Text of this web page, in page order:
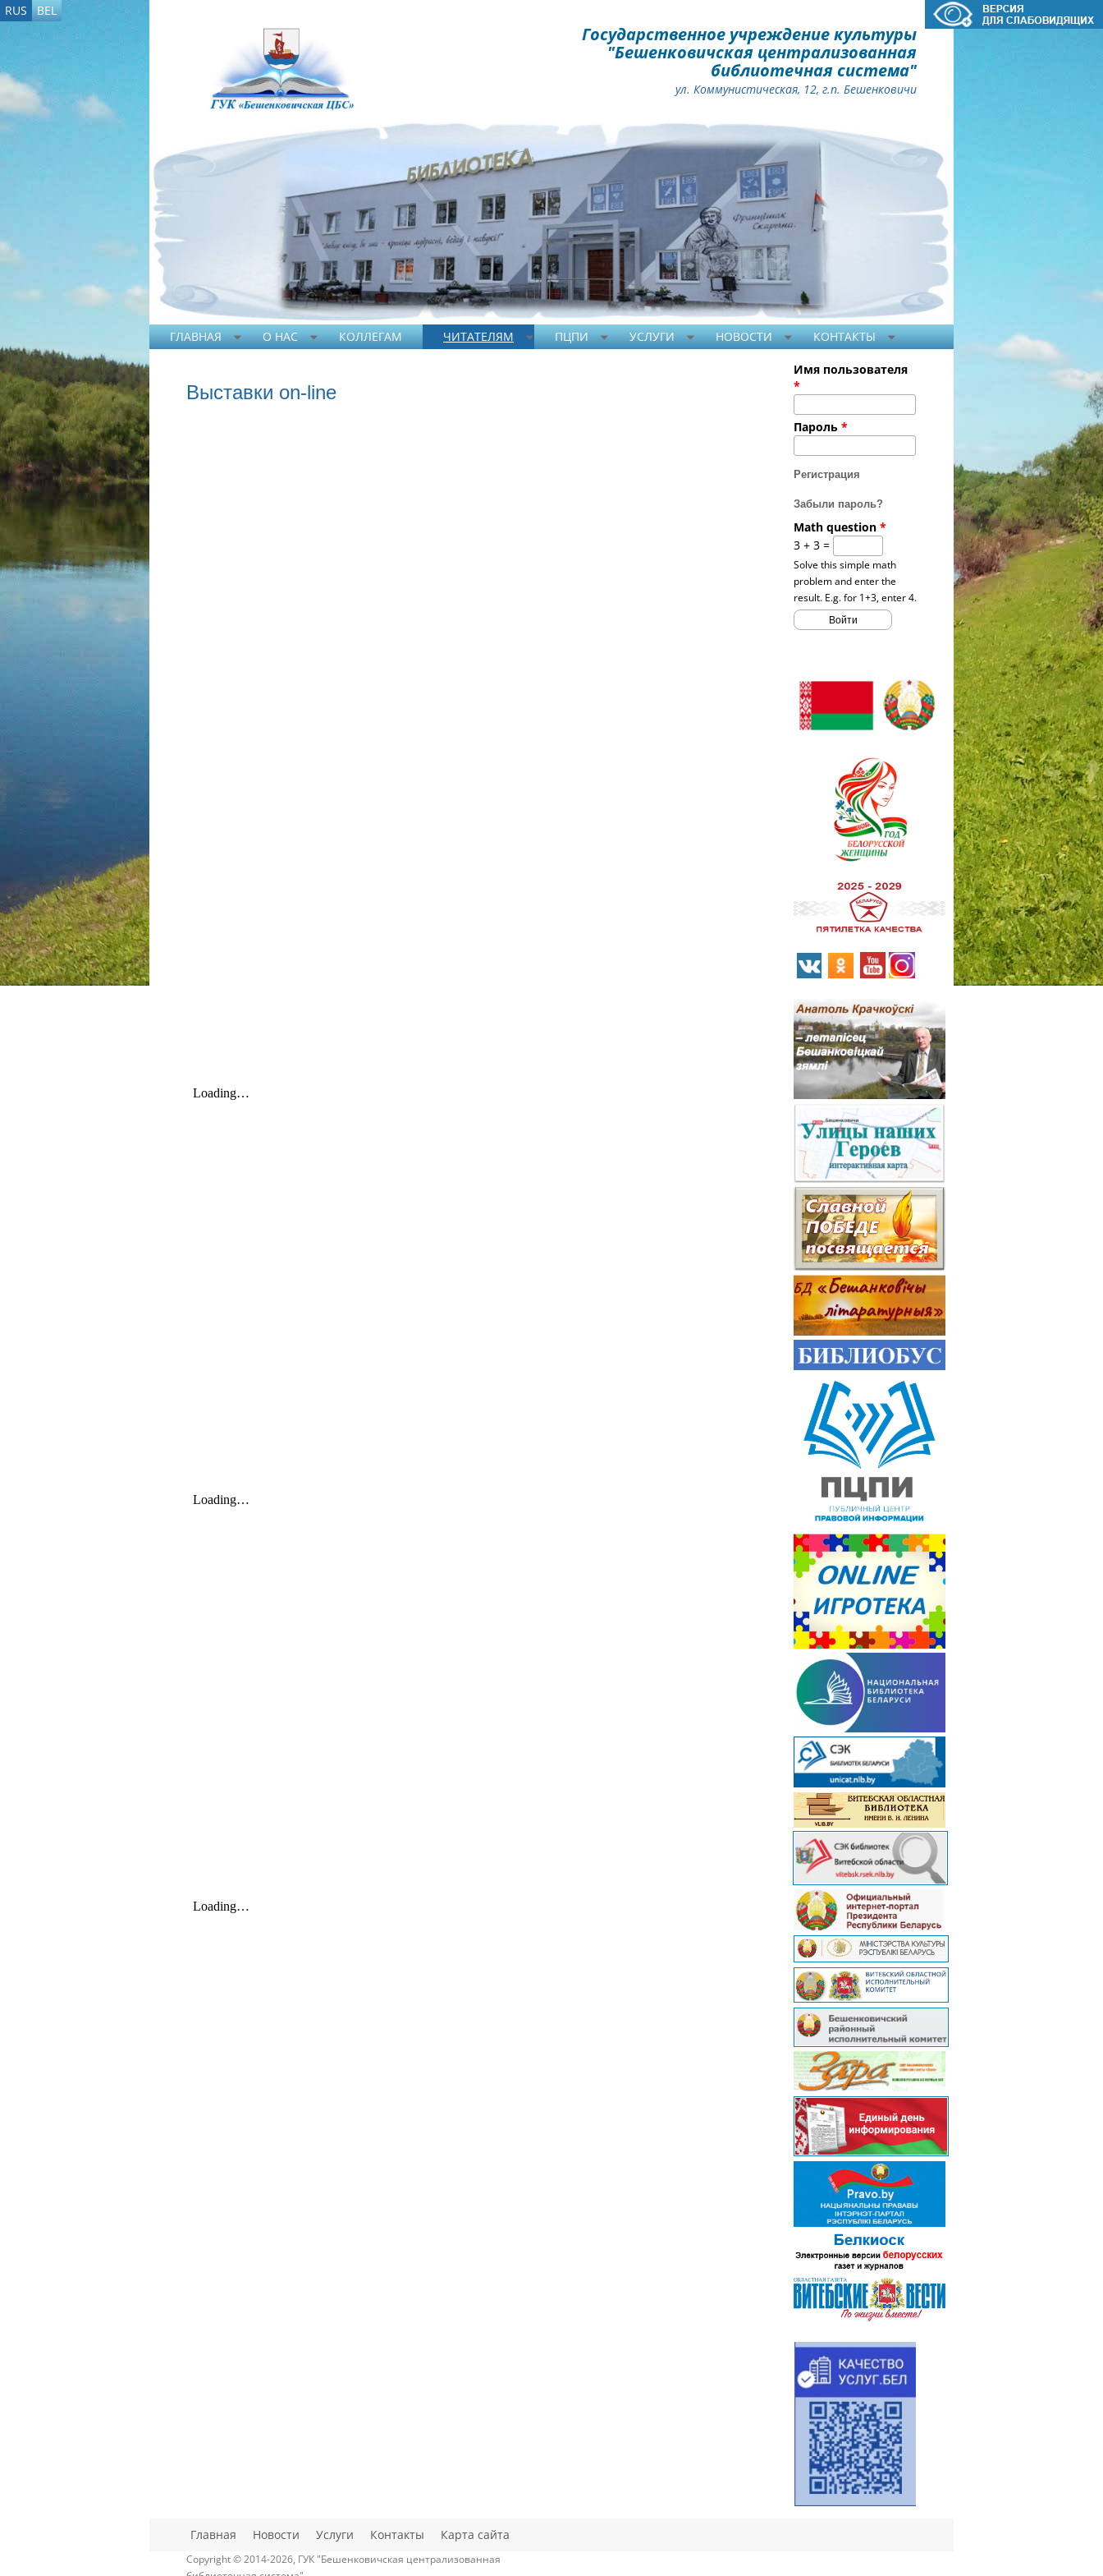
RUS BEL
Государственное учреждение культуры
"Бешенковичская централизованная
библиотечная система"
ул. Коммунистическая, 12, г.п. Бешенковичи
ГЛАВНАЯ О НАС КОЛЛЕГАМ ЧИТАТЕЛЯМ ПЦПИ УСЛУГИ НОВОСТИ КОНТАКТЫ
Выставки on-line
Имя пользователя
*
Пароль *
Регистрация
Забыли пароль?
Math question *
3 + 3 =
Solve this simple math
problem and enter the
result. E.g. for 1+3, enter 4.
Главная Новости Услуги Контакты Карта сайта
Copyright © 2014-2026, ГУК "Бешенковичская централизованная